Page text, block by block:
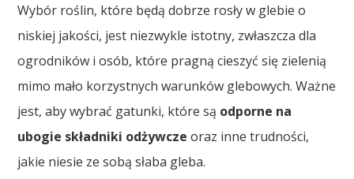
Wybór roślin, które będą dobrze rosły w glebie o
niskiej jakości, jest niezwykle istotny, zwłaszcza dla
ogrodników i osób, które pragną cieszyć się zielenią
mimo mało korzystnych warunków glebowych. Ważne
jest, aby wybrać gatunki, które są odporne na
ubogie składniki odżywcze oraz inne trudności,
jakie niesie ze sobą słaba gleba.